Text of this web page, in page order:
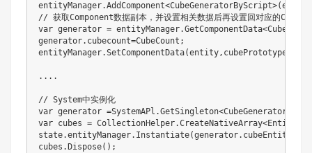
// 获取Component数据副本，并设置相关数据后再设置回对应的
var generator =
generator.cubecount=CubeCount;
entityManager.SetComponentData(entity,cubePrototype);
....
// System中实例化
var generator
var cubes =
cubes.Dispose();